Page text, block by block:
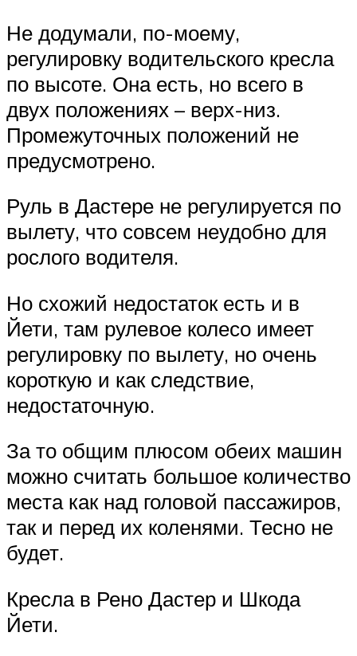
Не додумали, по-моему,
регулировку водительского кресла
по высоте. Она есть, но всего в
двух положениях – верх-низ.
Промежуточных положений не
предусмотрено.
Руль в Дастере не регулируется по
вылету, что совсем неудобно для
рослого водителя.
Но схожий недостаток есть и в
Йети, там рулевое колесо имеет
регулировку по вылету, но очень
короткую и как следствие,
недостаточную.
За то общим плюсом обеих машин
можно считать большое количество
места как над головой пассажиров,
так и перед их коленями. Тесно не
будет.
Кресла в Рено Дастер и Шкода
Йети.